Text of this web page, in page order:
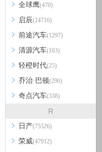
全球鹰(470)
启辰(24716)
前途汽车(1297)
清源汽车(163)
轻橙时代(25)
乔治·巴顿(296)
奇点汽车(338)
R
日产(75526)
荣威(47912)